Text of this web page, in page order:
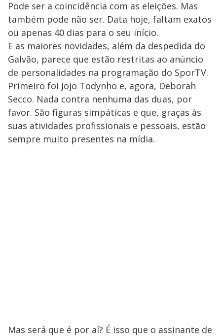
Pode ser a coincidência com as eleições. Mas
também pode não ser. Data hoje, faltam exatos
ou apenas 40 dias para o seu início.
E as maiores novidades, além da despedida do
Galvão, parece que estão restritas ao anúncio
de personalidades na programação do SporTV.
Primeiro foi Jojo Todynho e, agora, Deborah
Secco. Nada contra nenhuma das duas, por
favor. São figuras simpáticas e que, graças às
suas atividades profissionais e pessoais, estão
sempre muito presentes na mídia.
Mas será que é por aí? É isso que o assinante de